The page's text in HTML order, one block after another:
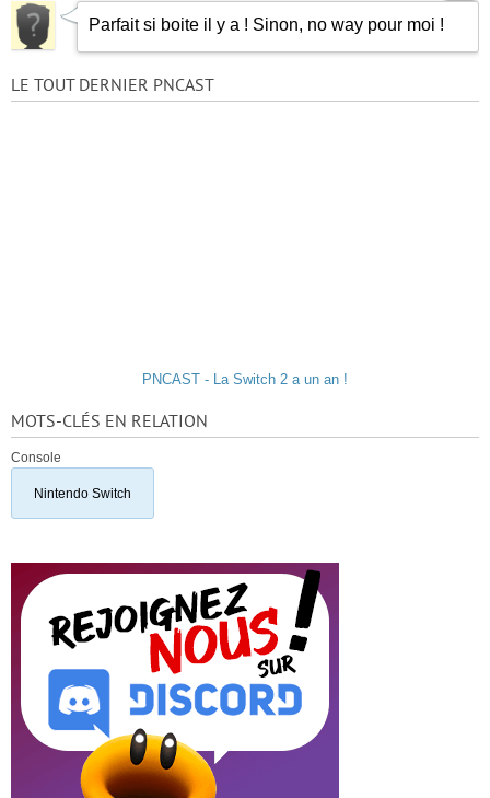
Parfait si boite il y a ! Sinon, no way pour moi !
LE TOUT DERNIER PNCAST
PNCAST - La Switch 2 a un an !
MOTS-CLÉS EN RELATION
Console
Nintendo Switch